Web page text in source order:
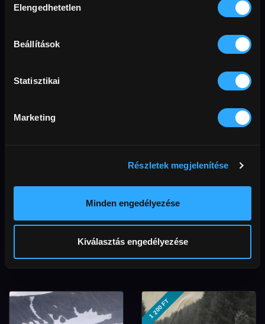
kiválasztása
Elengedhetetlen
Beállítások
Statisztikai
Marketing
Részletek megjelenítése
Minden engedélyezése
Kiválasztás engedélyezése
Keskeny út a
Dahomey – Kik
1 200 FT